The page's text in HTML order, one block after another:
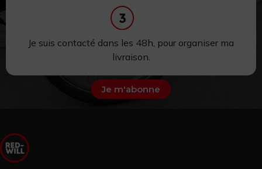
Je suis contacté dans les 48h, pour organiser ma
livraison.
Je m'abonne